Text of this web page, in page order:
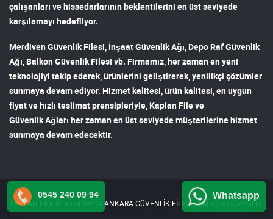
çalışanları ve hissedarlarının beklentilerini en üst seviyede
karşılamayı hedefliyor.
Merdiven Güvenlik Filesi, İnşaat Güvenlik Ağı, Depo Raf Güvenlik
Ağı, Balkon Güvenlik Filesi vb. Firmamız, her zaman en yeni
teknolojiyi takip ederek, ürünlerini geliştirerek, yenilikçi çözümler
sunmaya devam ediyor. Hizmet kalitesi, ürün kalitesi, en uygun
fiyat ve hızlı teslimat prensipleriyle, Kaplan File ve
Güvenlik Ağları her zaman en üst seviyede müşterilerine hizmet
sunmaya devam edecektir.
KAPLAN FİLE 05452400994 ANKARA GÜVENLİK FİLESİ - BALKON GÜVENLİK
0545 240 09 94 Whatsapp